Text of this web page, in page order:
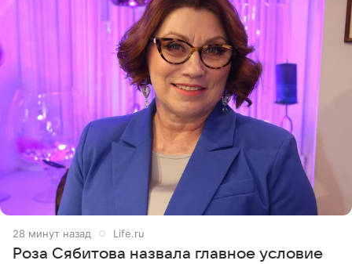
28 минут назад Life.ru
Роза Сябитова назвала главное условие